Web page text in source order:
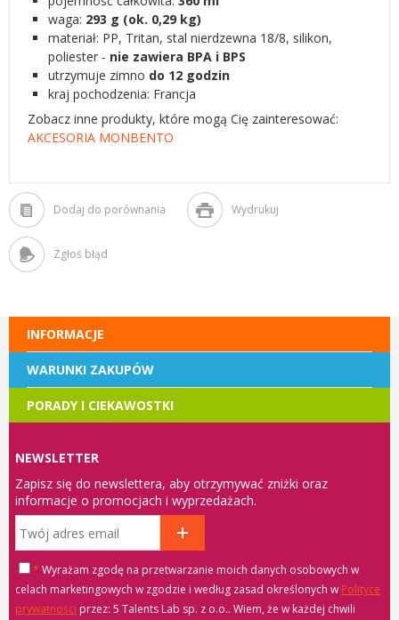
waga: 293 g (ok. 0,29 kg)
materiał: PP, Tritan, stal nierdzewna 18/8, silikon,
poliester - nie zawiera BPA i BPS
utrzymuje zimno do 12 godzin
kraj pochodzenia: Francja
Zobacz inne produkty, które mogą Cię zainteresować:
AKCESORIA MONBENTO
Dodaj do porównania Wydrukuj
Zgłoś błąd
INFORMACJE
WARUNKI ZAKUPÓW
PORADY I CIEKAWOSTKI
NEWSLETTER
Zapisz się do newslettera, aby otrzymywać zniżki oraz
informacje o promocjach i wyprzedażach.
* Wyrażam zgodę na przetwarzanie moich danych osobowych w
celach marketingowych w zgodzie i według zasad określonych w Polityce
prywatności
przez: 5 Talents Lab sp. z o.o.. Wiem, że w każdej chwili